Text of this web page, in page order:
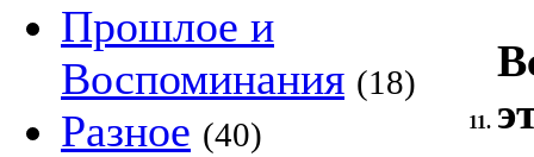
Прошлое и
Воспоминания (18)
Разное (40) 11.